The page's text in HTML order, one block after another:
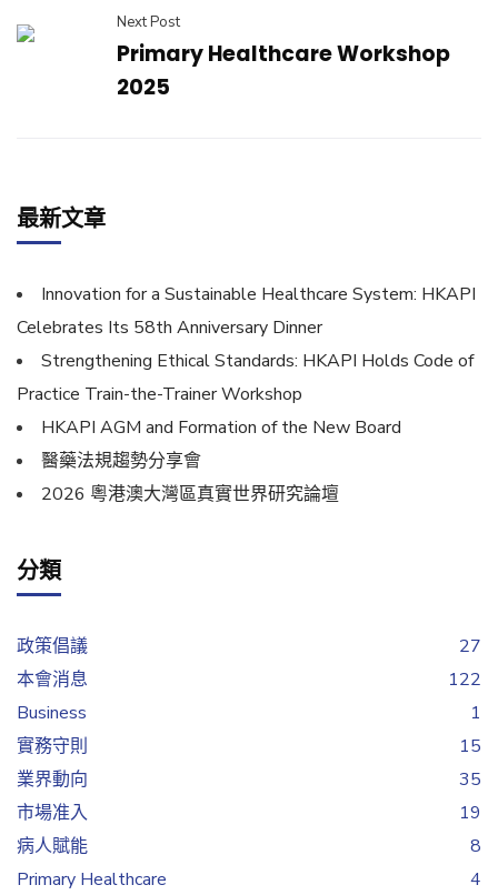
Next Post
Primary Healthcare Workshop
2025
最新文章
Innovation for a Sustainable Healthcare System: HKAPI
Celebrates Its 58th Anniversary Dinner
Strengthening Ethical Standards: HKAPI Holds Code of
Practice Train-the-Trainer Workshop
HKAPI AGM and Formation of the New Board
醫藥法規趨勢分享會
2026 粵港澳大灣區真實世界研究論壇
分類
政策倡議
27
本會消息
122
Business
1
實務守則
15
業界動向
35
市場准入
19
病人賦能
8
Primary Healthcare
4